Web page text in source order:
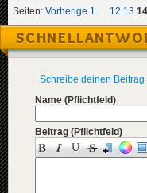
Seiten: Vorherige 1 12 13 14
Schreibe deinen
Name (Pflichtfeld)
Beitrag (Pflichtfeld)